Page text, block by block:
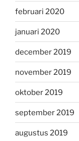
februari 2020
januari 2020
december 2019
november 2019
oktober 2019
september 2019
augustus 2019